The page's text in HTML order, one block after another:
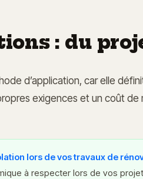
: du
d’application, car elle
exigences et un coût de
lors de vos travaux de
à respecter lors de vos